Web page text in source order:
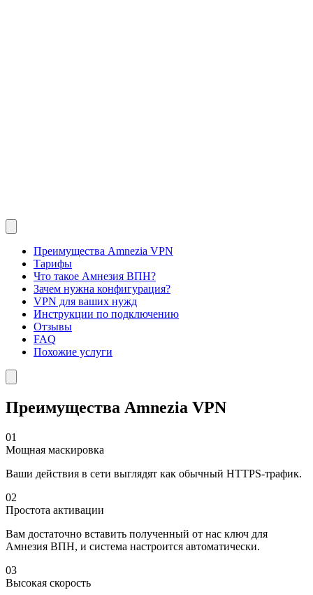
Преимущества Amnezia VPN
Тарифы
Что такое Амнезия ВПН?
Зачем нужна конфигурация?
VPN для ваших нужд
Инструкции по подключению
Отзывы
FAQ
Похожие услуги
Преимущества Amnezia VPN
01
Мощная маскировка
Ваши действия в сети выглядят как обычный HTTPS-трафик.
02
Простота активации
Вам достаточно вставить полученный от нас ключ для
Амнезия ВПН, и система настроится автоматически.
03
Высокая скорость